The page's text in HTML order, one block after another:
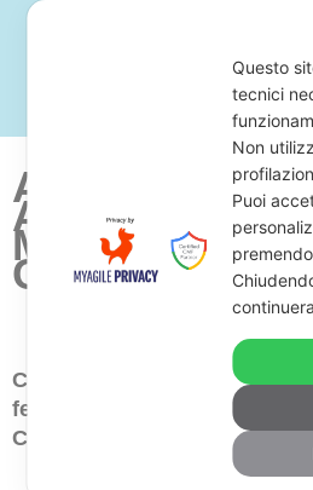
Avvocato
Monte San
Campano
Cerchi uno studio legale
fermo amministrativo in
Campano?
Questo
tecnici
Non
Puoi